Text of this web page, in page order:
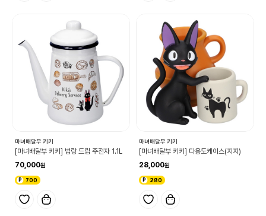
마녀배달부 키키
[마녀배달부 키키] 법랑 드립 주전자 1.1L
70,000
700
마녀배달부 키키
[마녀배달부 키키] 다용도케이스(지지)
28,000
280